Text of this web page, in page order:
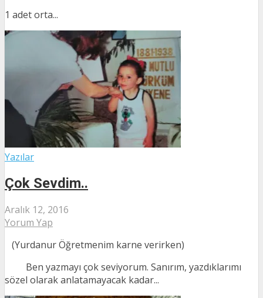
1 adet orta...
Yazılar
Çok Sevdim..
Aralık 12, 2016
Yorum Yap
(Yurdanur Öğretmenim karne verirken)
Ben yazmayı çok seviyorum. Sanırım, yazdıklarımı
sözel olarak anlatamayacak kadar...